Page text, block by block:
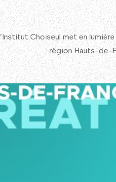
Choiseul met en
région Hauts-de-